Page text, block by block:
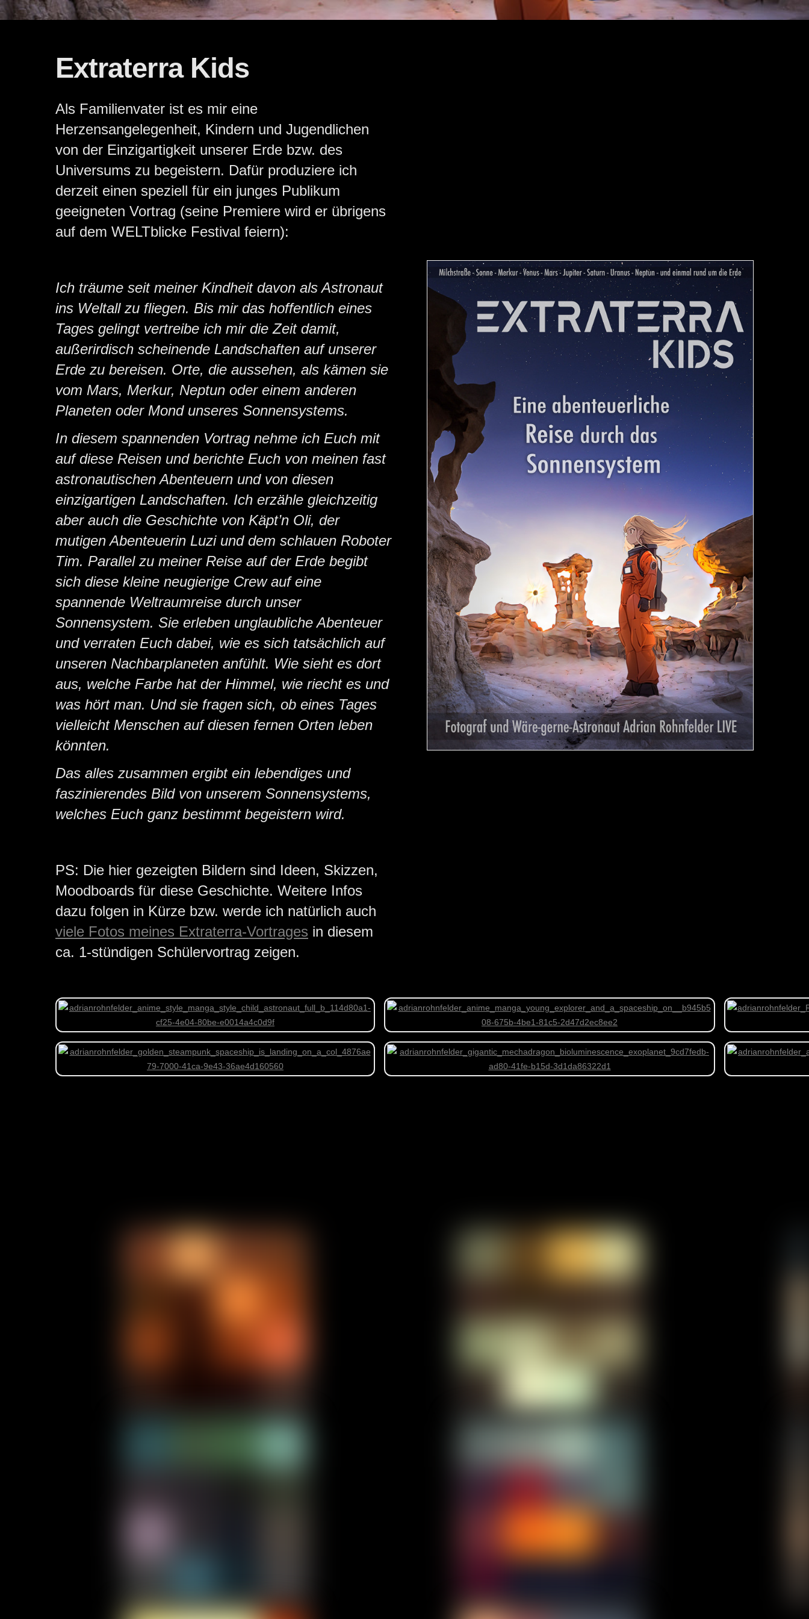
Extraterra Kids
Als Familienvater ist es mir eine
Herzensangelegenheit, Kindern und Jugendlichen
von der Einzigartigkeit unserer Erde bzw. des
Universums zu begeistern. Dafür produziere ich
derzeit einen speziell für ein junges Publikum
geeigneten Vortrag (seine Premiere wird er übrigens
auf dem WELTblicke Festival feiern):
Ich träume seit meiner Kindheit davon als Astronaut
ins Weltall zu fliegen. Bis mir das hoffentlich eines
Tages gelingt vertreibe ich mir die Zeit damit,
außerirdisch scheinende Landschaften auf unserer
Erde zu bereisen. Orte, die aussehen, als kämen sie
vom Mars, Merkur, Neptun oder einem anderen
Planeten oder Mond unseres Sonnensystems.
In diesem spannenden Vortrag nehme ich Euch mit
auf diese Reisen und berichte Euch von meinen fast
astronautischen Abenteuern und von diesen
einzigartigen Landschaften. Ich erzähle gleichzeitig
aber auch die Geschichte von Käpt’n Oli, der
mutigen Abenteuerin Luzi und dem schlauen Roboter
Tim. Parallel zu meiner Reise auf der Erde begibt
sich diese kleine neugierige Crew auf eine
spannende Weltraumreise durch unser
Sonnensystem. Sie erleben unglaubliche Abenteuer
und verraten Euch dabei, wie es sich tatsächlich auf
unseren Nachbarplaneten anfühlt. Wie sieht es dort
aus, welche Farbe hat der Himmel, wie riecht es und
was hört man. Und sie fragen sich, ob eines Tages
vielleicht Menschen auf diesen fernen Orten leben
könnten.
Das alles zusammen ergibt ein lebendiges und
faszinierendes Bild von unserem Sonnensystems,
welches Euch ganz bestimmt begeistern wird.
PS: Die hier gezeigten Bildern sind Ideen, Skizzen,
Moodboards für diese Geschichte. Weitere Infos
dazu folgen in Kürze bzw. werde ich natürlich auch
viele Fotos meines Extraterra-Vortrages in diesem
ca. 1-stündigen Schülervortrag zeigen.